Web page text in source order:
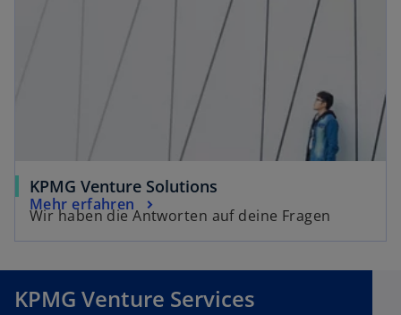
KPMG Venture Solutions
Wir haben die Antworten auf deine Fragen
Mehr erfahren
KPMG Venture Services